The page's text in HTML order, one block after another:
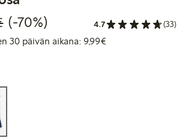
hinta: 5,99 €
Normaalihinta: 19,99 €
70% alennus
(-70%) 4.7 (33)
30 päivän aikana: 9,99€Alin hinta